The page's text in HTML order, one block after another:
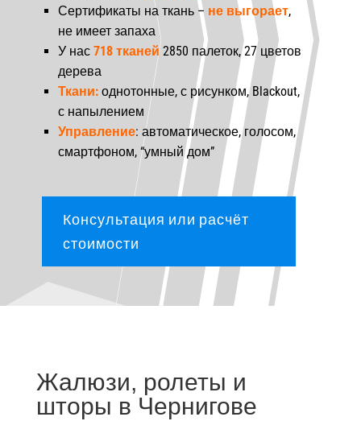
Сертификаты на ткань – не выгорает,
не имеет запаха
У нас 718 тканей2850 палеток, 27 цветов
дерева
Ткани:однотонные, с рисунком, Blackout,
с напылением
Управление: автоматическое, голосом,
смартфоном, “умный дом”
Консультация или расчёт
стоимости
Жалюзи, ролеты и
шторы в Чернигове